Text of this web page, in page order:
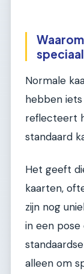
Normale
hebben
reflecteert
standaard
Het geeft
kaarten,
zijn nog
in een
alleen om